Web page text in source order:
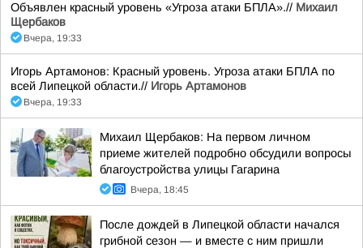
Объявлен красный уровень «Угроза атаки БПЛА».// Михаил
Щербаков
Вчера, 19:33
Игорь Артамонов: Красный уровень. Угроза атаки БПЛА по
всей Липецкой области.// Игорь Артамонов
Вчера, 19:33
Михаил Щербаков: На первом личном
приеме жителей подробно обсудили вопросы
благоустройства улицы Гагарина
Вчера, 18:45
После дождей в Липецкой области начался
грибной сезон — и вместе с ним пришли